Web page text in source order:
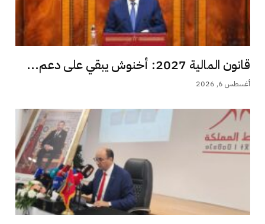
قانون المالية 2027: أخنوش يبقي على دعم...
أغسطس 6, 2026